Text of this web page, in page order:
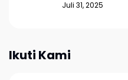
Juli 31, 2025
Ikuti Kami